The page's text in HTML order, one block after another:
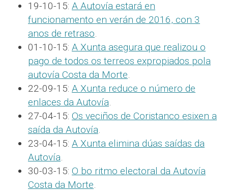
19-10-15: A Autovía estará en
funcionamento en verán de 2016, con 3
anos de retraso.
01-10-15: A Xunta asegura que realizou o
pago de todos os terreos expropiados pola
autovía Costa da Morte.
22-09-15: A Xunta reduce o número de
enlaces da Autovía.
27-04-15: Os veciños de Coristanco esixen a
saída da Autovía.
23-04-15: A Xunta elimina dúas saídas da
Autovía.
30-03-15: O bo ritmo electoral da Autovía
Costa da Morte.